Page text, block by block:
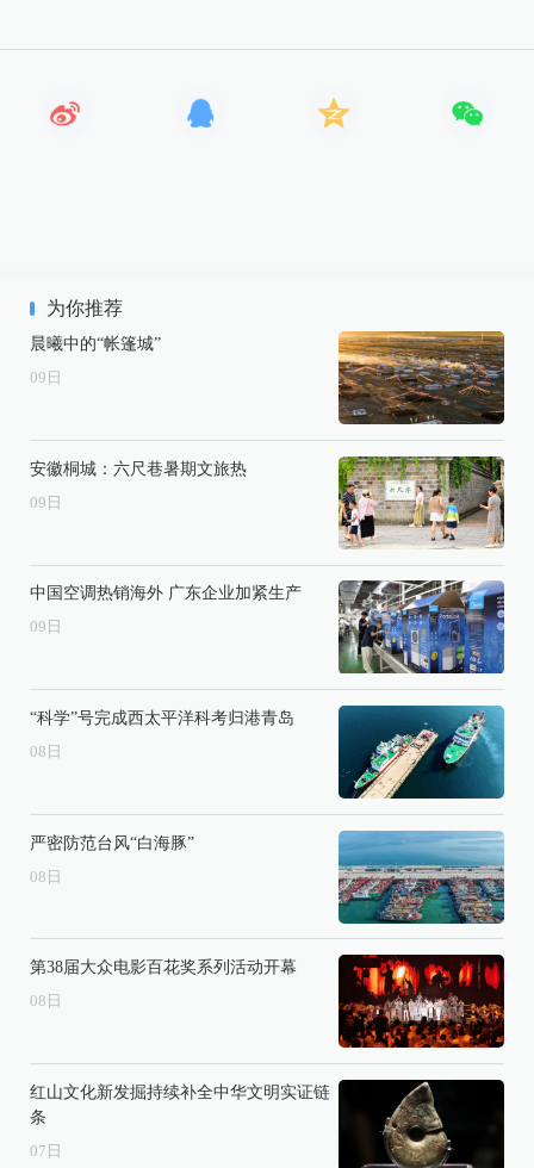
为你推荐
晨曦中的“帐篷城”
09 日
安徽桐城：六尺巷暑期文旅热
09 日
中国空调热销海外 广东企业加紧生产
09 日
“科学”号完成西太平洋科考归港青岛
08 日
严密防范台风“白海豚”
08 日
第38届大众电影百花奖系列活动开幕
08 日
红山文化新发掘持续补全中华文明实证链
条
07 日